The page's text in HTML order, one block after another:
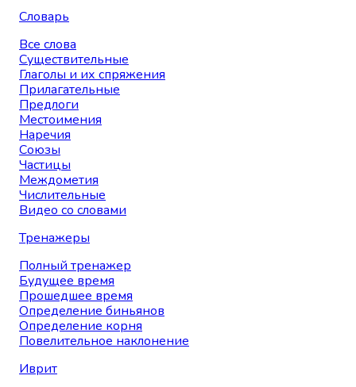
Словарь
Все слова
Существительные
Глаголы и их спряжения
Прилагательные
Предлоги
Местоимения
Наречия
Союзы
Частицы
Междометия
Числительные
Видео со словами
Тренажеры
Полный тренажер
Будущее время
Прошедшее время
Определение биньянов
Определение корня
Повелительное наклонение
Иврит